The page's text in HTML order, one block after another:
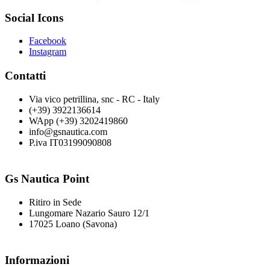
Social Icons
Facebook
Instagram
Contatti
Via vico petrillina, snc - RC - Italy
(+39) 3922136614
WApp (+39) 3202419860
info@gsnautica.com
P.iva IT03199090808
Gs Nautica Point
Ritiro in Sede
Lungomare Nazario Sauro 12/1
17025 Loano (Savona)
Informazioni